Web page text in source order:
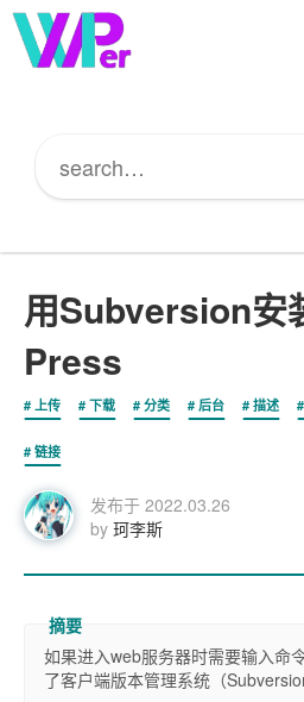
用Subversion安
Press
上传 下载 分类 后台 描述
链接
发布于 2022.03.26
by 珂李斯
如果进入web服务器时需要输入命
了客户端版本管理系统（